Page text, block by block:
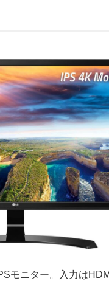
モニター。入力は